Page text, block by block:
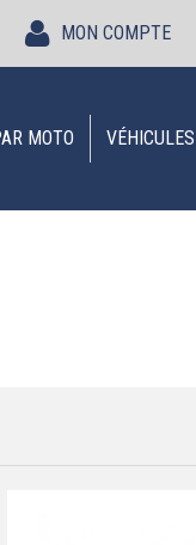
MON COMPTE
MOTO VÉHICULES